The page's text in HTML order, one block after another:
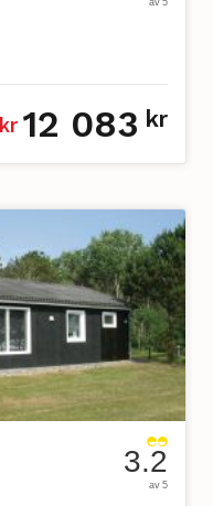
kr 12 083 kr
3.2
av 5